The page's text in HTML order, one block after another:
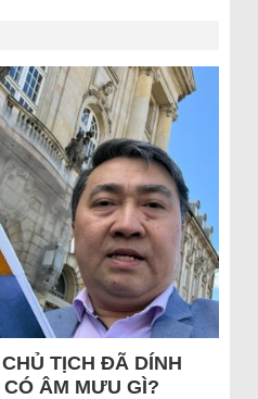
TỊCH ĐÃ DÍNH
ÂM MƯU GÌ?